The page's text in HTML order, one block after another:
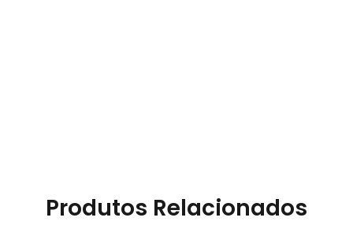
Produtos Relacionados